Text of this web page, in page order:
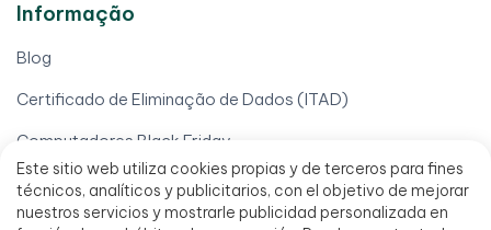
Este sitio web utiliza cookies propias y de terceros para fines
técnicos, analíticos y publicitarios, con el objetivo de mejorar
nuestros servicios y mostrarle publicidad personalizada en
Informação
Blog
Certificado de Eliminação de Dados (ITAD)
Computadores Black Friday
Computadores para escolas
Conta de distribuição para profissionais